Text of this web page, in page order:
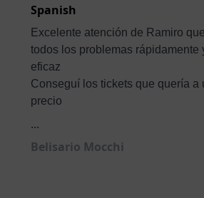
Spanish
Excelente atención de Ramiro
todos los problemas rápidamente
eficaz
Conseguí los tickets que quería a
precio
...
Belisario Mocchi